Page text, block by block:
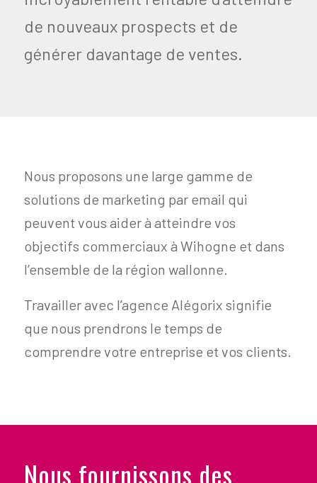
de nouveaux prospects et de
générer davantage de ventes.
Nous proposons une large gamme de
solutions de marketing par email qui
peuvent vous aider à atteindre vos
objectifs commerciaux à Wihogne et dans
l’ensemble de la région wallonne.
Travailler avec l’agence Alégorix signifie
que nous prendrons le temps de
comprendre votre entreprise et vos clients.
Nous fournissons des